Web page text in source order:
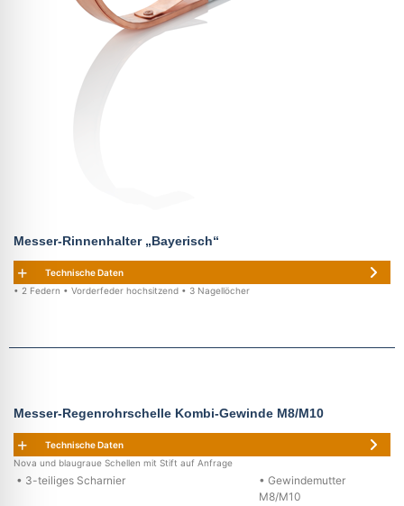
Messer-Rinnenhalter „Bayerisch“
Technische Daten
• 2 Federn • Vorderfeder hochsitzend • 3 Nagellöcher
Messer-Regenrohrschelle Kombi-Gewinde M8/M10
Technische Daten
Nova und blaugraue Schellen mit Stift auf Anfrage
• 3-teiliges Scharnier
• Gewindemutter
M8/M10